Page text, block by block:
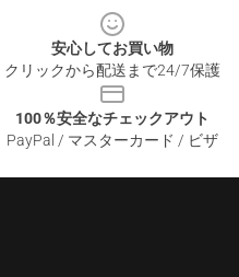
安心してお買い物
クリックから配送まで24/7保護
100％安全なチェックアウト
PayPal / マスターカード / ビザ